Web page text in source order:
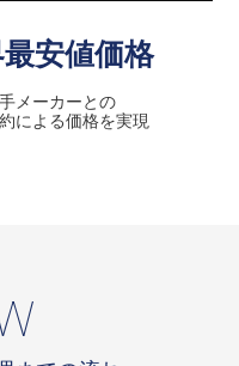
安値価格
メーカーとの
による価格を実現